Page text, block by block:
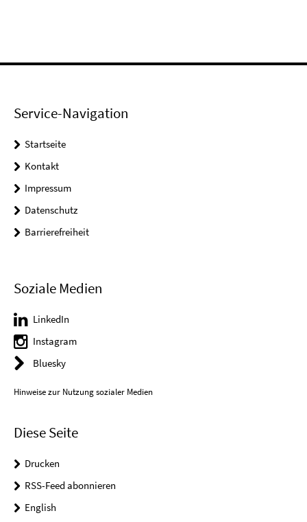
Service-Navigation
Startseite
Kontakt
Impressum
Datenschutz
Barrierefreiheit
Soziale Medien
LinkedIn
Instagram
Bluesky
Hinweise zur Nutzung sozialer Medien
Diese Seite
Drucken
RSS-Feed abonnieren
English